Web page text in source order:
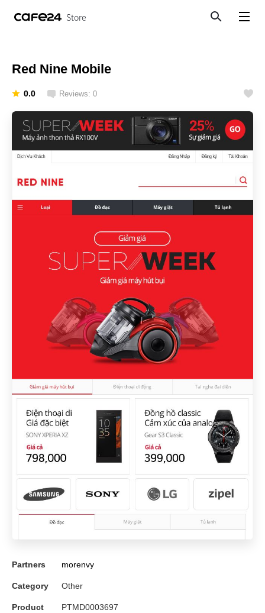
Store
Red Nine Mobile
0.0 Reviews: 0
Partners morenvy
Category Other
Product
PTMD0003697